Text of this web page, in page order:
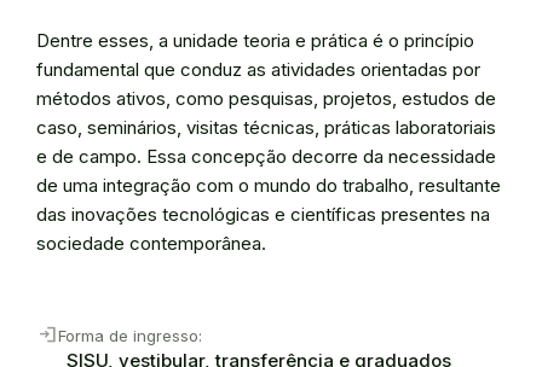
Dentre esses, a unidade teoria e prática é o princípio
fundamental que conduz as atividades orientadas por
métodos ativos, como pesquisas, projetos, estudos de
caso, seminários, visitas técnicas, práticas laboratoriais
e de campo. Essa concepção decorre da necessidade
de uma integração com o mundo do trabalho, resultante
das inovações tecnológicas e científicas presentes na
sociedade contemporânea.
loginForma de ingresso:
SISU, vestibular, transferência e graduados